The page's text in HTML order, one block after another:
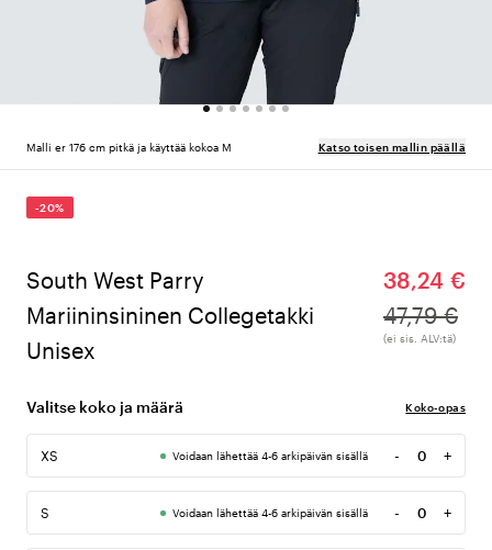
Malli er 176 cm pitkä ja käyttää kokoa M Katso toisen mallin päällä
-20%
South West Parry
Mariininsininen Collegetakki
Unisex
38,24 €
47,79 €
(ei sis. ALV:tä)
Valitse koko ja määrä Koko-opas
XS Voidaan lähettää 4-6 arkipäivän sisällä -
Määrä
+
S Voidaan lähettää 4-6 arkipäivän sisällä -
Määrä
+